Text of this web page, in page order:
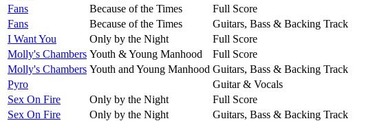
Fans
Because of the Times
Full Score
Fans
Because of the Times
Guitars, Bass & Backing Track
I Want You
Only by the Night
Full Score
Molly's Chambers Youth & Young Manhood
Full Score
Molly's Chambers Youth and Young Manhood Guitars, Bass & Backing Track
Pyro
Guitar & Vocals
Sex On Fire
Only by the Night
Full Score
Sex On Fire
Only by the Night
Guitars, Bass & Backing Track